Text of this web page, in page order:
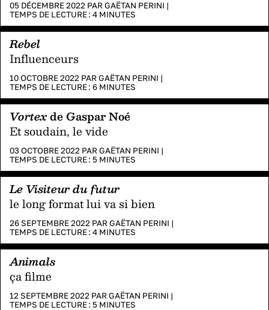
05 DÉCEMBRE 2022 PARGAËTAN PERINI |
TEMPS DE LECTURE : 4 MINUTES
Rebel
Influenceurs
10 OCTOBRE 2022 PARGAËTAN PERINI |
TEMPS DE LECTURE : 6 MINUTES
Vortexde Gaspar Noé
Et soudain, le vide
03 OCTOBRE 2022 PARGAËTAN PERINI |
TEMPS DE LECTURE : 5 MINUTES
Le Visiteur du futur
le long format lui va si bien
26 SEPTEMBRE 2022 PARGAËTAN PERINI |
TEMPS DE LECTURE : 4 MINUTES
Animals
ça filme
12 SEPTEMBRE 2022 PARGAËTAN PERINI |
TEMPS DE LECTURE : 5 MINUTES